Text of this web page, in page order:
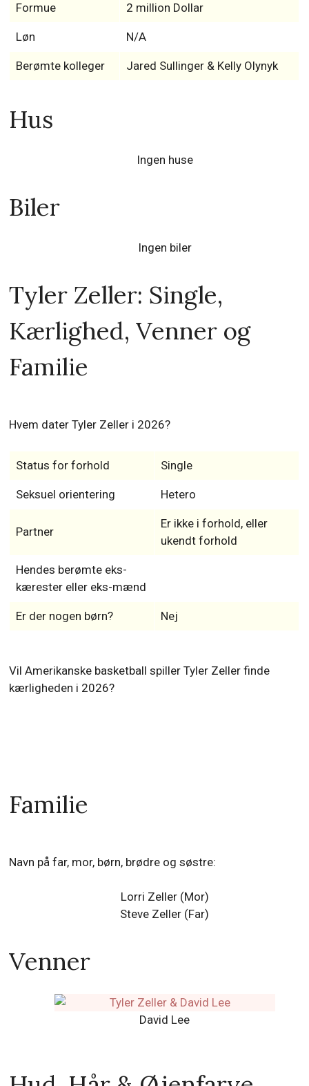
Formue 2 million Dollar
Løn N/A
Berømte kolleger Jared Sullinger & Kelly Olynyk
Hus
Ingen huse
Biler
Ingen biler
Tyler Zeller: Single,
Kærlighed, Venner og
Familie
Hvem dater Tyler Zeller i 2026?
Status for forhold Single
Seksuel orientering Hetero
Partner
Er ikke i forhold, eller
ukendt forhold
Hendes berømte eks-
kærester eller eks-mænd
Er der nogen børn? Nej
Vil Amerikanske basketball spiller Tyler Zeller finde
kærligheden i 2026?
Familie
Navn på far, mor, børn, brødre og søstre:
Lorri Zeller (Mor)
Steve Zeller (Far)
Venner
David Lee